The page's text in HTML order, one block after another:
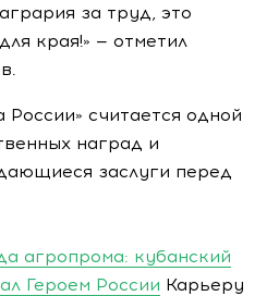
за труд, это
края!» — отметил
считается одной
наград и
заслуги перед
агропрома: кубанский
Героем России Карьеру